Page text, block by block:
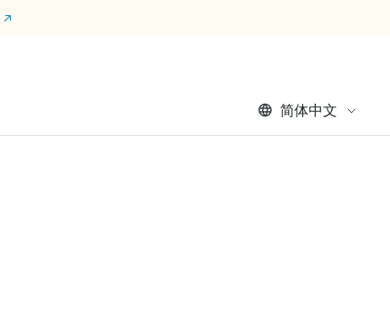
↗
简体中文